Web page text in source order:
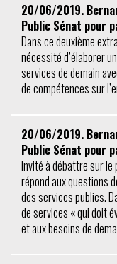
20/06/2019.
Public Sénat pour
Dans ce deuxième
nécessité d’élaborer
services de demain
de compétences sur
20/06/2019.
Public Sénat pour
Invité à débattre sur le
répond aux questions
des services publics.
de services « qui doit
et aux besoins de